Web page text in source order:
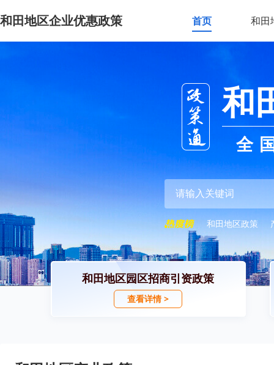
和田地区企业优惠政策 首页 和田
和
全
和田地区政策
和田地区园区招商引资政策
查看详情 >